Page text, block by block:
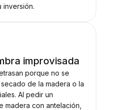
inversión.
improvisada
porque no se
de la madera o la
Al pedir un
con antelación,